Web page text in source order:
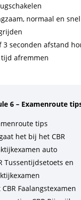
normaal en snel
3 seconden afstand
afremmen
6 – Examenroute
tips
het bij het CBR
auto
Tussentijdsetoets en
CBR Faalangstexamen